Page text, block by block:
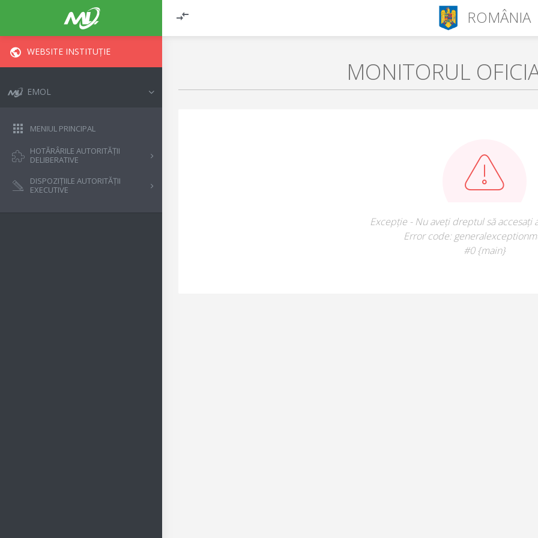
ROMÂNIA
WEBSITE INSTITUȚIE
EMOL
MENIUL PRINCIPAL
HOTĂRÂRILE AUTORITĂȚII
DELIBERATIVE
DISPOZIȚIILE AUTORITĂȚII
EXECUTIVE
MONITORUL
Excepție - Nu aveți dreptul să accesați
Error code:
#0 {main}